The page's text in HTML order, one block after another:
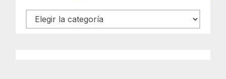
Categorías